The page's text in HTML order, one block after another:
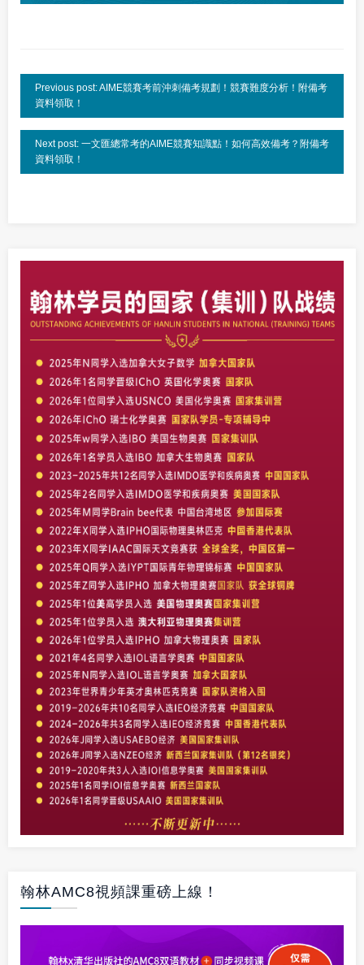
Previous post: AIME競賽考前沖刺備考規劃！競賽難度分析！附備考
資料領取！
Next post: 一文匯總常考的AIME競賽知識點！如何高效備考？附備考
資料領取！
翰林AMC8視頻課重磅上線！